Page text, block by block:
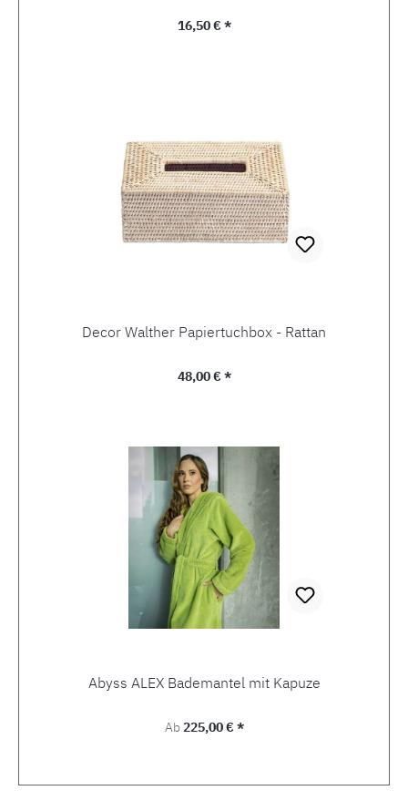
Regulärer Preis:
16,50 € *
Decor Walther Papiertuchbox - Rattan
Regulärer Preis:
48,00 € *
Abyss ALEX Bademantel mit Kapuze
Regulärer Preis:
Ab225,00 € *